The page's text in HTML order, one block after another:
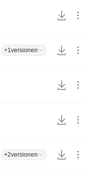
+1versionen
+2versionen